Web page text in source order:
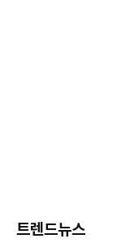
트렌드뉴스